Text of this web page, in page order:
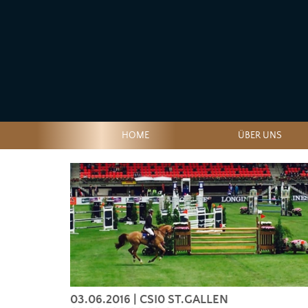
HOME ÜBER UNS
03.06.2016 | CSI0 ST.GALLEN